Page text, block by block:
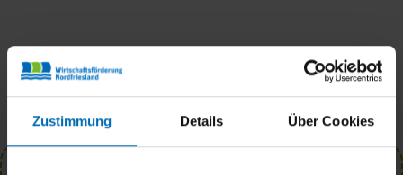
Zustimmung Details Über Cookies